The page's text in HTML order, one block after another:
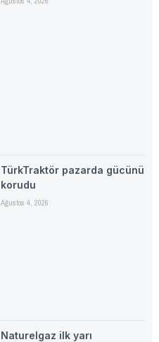
TürkTraktör pazarda gücünü
korudu
Ağustos 4, 2026
Naturelgaz ilk yarı